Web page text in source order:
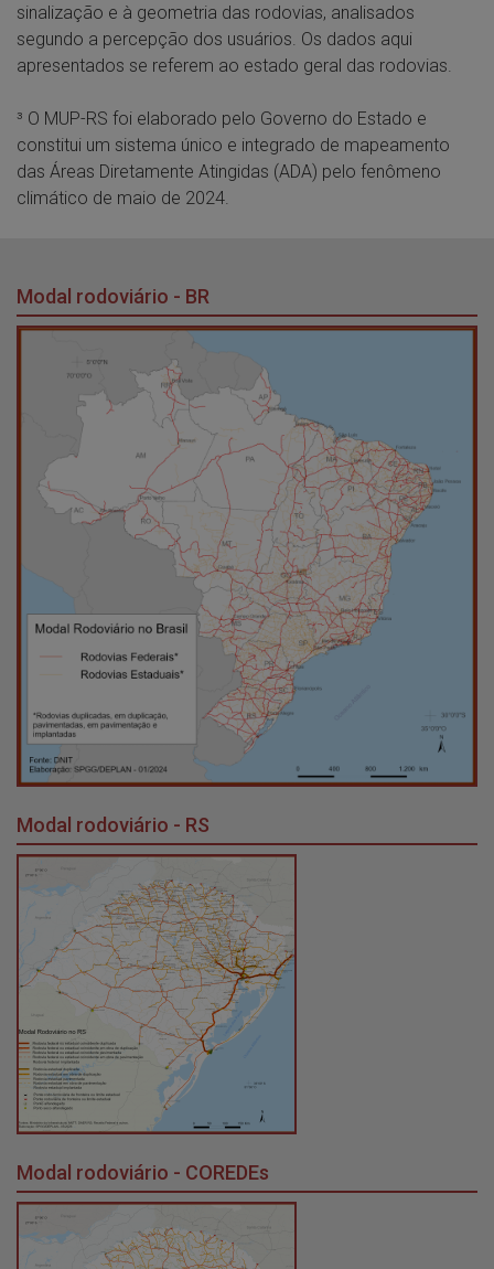
sinalização e à geometria das rodovias, analisados
segundo a percepção dos usuários. Os dados aqui
apresentados se referem ao estado geral das rodovias.
³ O MUP-RS foi elaborado pelo Governo do Estado e
constitui um sistema único e integrado de mapeamento
das Áreas Diretamente Atingidas (ADA) pelo fenômeno
climático de maio de 2024.
Modal rodoviário - BR
Modal rodoviário - RS
Modal rodoviário - COREDEs